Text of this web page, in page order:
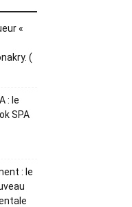
«
(
: le
SPA
: le